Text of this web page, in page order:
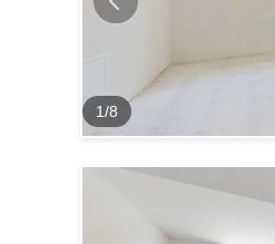
1/8